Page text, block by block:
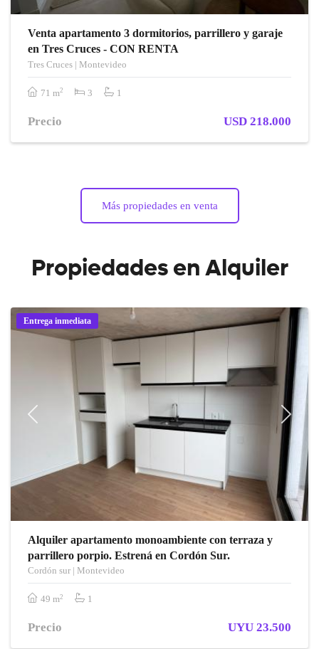
Venta apartamento 3 dormitorios, parrillero y garaje
en Tres Cruces - CON RENTA
Tres Cruces | Montevideo
71 m2 3 1
Precio USD 218.000
Más propiedades en venta
Propiedades en Alquiler
Entrega inmediata
Previous Next
Alquiler apartamento monoambiente con terraza y
parrillero porpio. Estrená en Cordón Sur.
Cordón sur | Montevideo
49 m2 1
Precio UYU 23.500